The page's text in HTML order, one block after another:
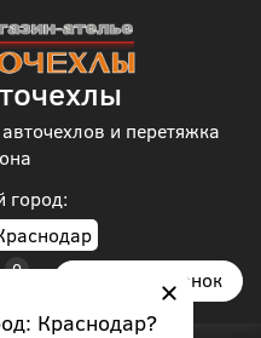
город:
Краснодар?
и перетяжка
Заказать звонок